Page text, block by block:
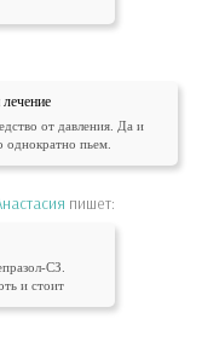
от давления. Да и
однократно пьем.
пишет:
СЗ.
и стоит